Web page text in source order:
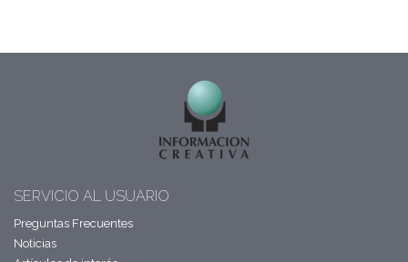
SERVICIO AL USUARIO
Preguntas Frecuentes
Noticias